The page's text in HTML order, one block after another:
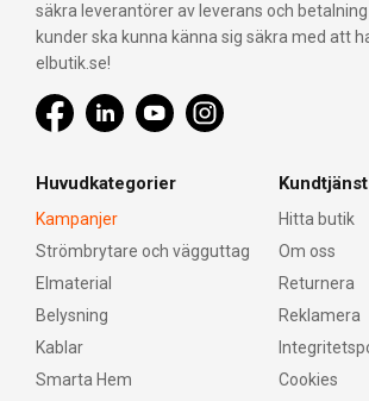
säkra leverantörer av leverans och
kunder ska kunna känna sig säkra med att
elbutik.se!
Huvudkategorier
Kampanjer
Strömbrytare och vägguttag
Elmaterial
Belysning
Kablar
Smarta Hem
Kundtjänst
Hitta butik
Om oss
Returnera
Reklamera
Cookies